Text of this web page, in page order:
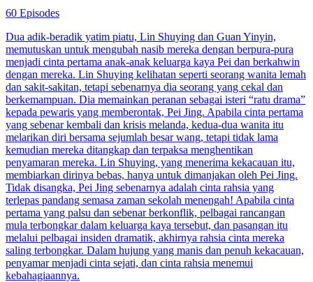
60 Episodes
Dua adik-beradik yatim piatu, Lin Shuying dan Guan Yinyin,
memutuskan untuk mengubah nasib mereka dengan berpura-pura
menjadi cinta pertama anak-anak keluarga kaya Pei dan berkahwin
dengan mereka. Lin Shuying kelihatan seperti seorang wanita lemah
dan sakit-sakitan, tetapi sebenarnya dia seorang yang cekal dan
berkemampuan. Dia memainkan peranan sebagai isteri “ratu drama”
kepada pewaris yang memberontak, Pei Jing. Apabila cinta pertama
yang sebenar kembali dan krisis melanda, kedua-dua wanita itu
melarikan diri bersama sejumlah besar wang, tetapi tidak lama
kemudian mereka ditangkap dan terpaksa menghentikan
penyamaran mereka. Lin Shuying, yang menerima kekacauan itu,
membiarkan dirinya bebas, hanya untuk dimanjakan oleh Pei Jing.
Tidak disangka, Pei Jing sebenarnya adalah cinta rahsia yang
terlepas pandang semasa zaman sekolah menengah! Apabila cinta
pertama yang palsu dan sebenar berkonflik, pelbagai rancangan
mula terbongkar dalam keluarga kaya tersebut, dan pasangan itu
melalui pelbagai insiden dramatik, akhirnya rahsia cinta mereka
saling terbongkar. Dalam hujung yang manis dan penuh kekacauan,
penyamar menjadi cinta sejati, dan cinta rahsia menemui
kebahagiaannya.